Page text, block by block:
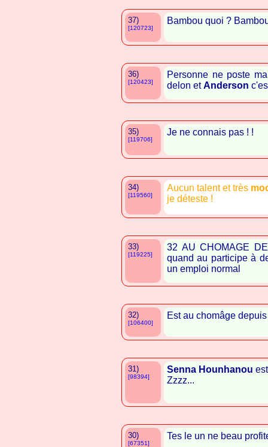
37)
[120723]
Bambou quoi ?
36)
[120423]
Personne ne poste
delon etAnderson
35)
[119706]
Je ne connais pas ! !
34)
[119560]
Aucun talent et très
je déteste !
33)
[119225]
32 AU CHOMAGE
quand au participe à
un emploi normal
32)
[106400]
Est au chomâge
31)
[98394]
Senna Hounhanou
Zzzz...
30)
[67351]
Tes le un ne beau